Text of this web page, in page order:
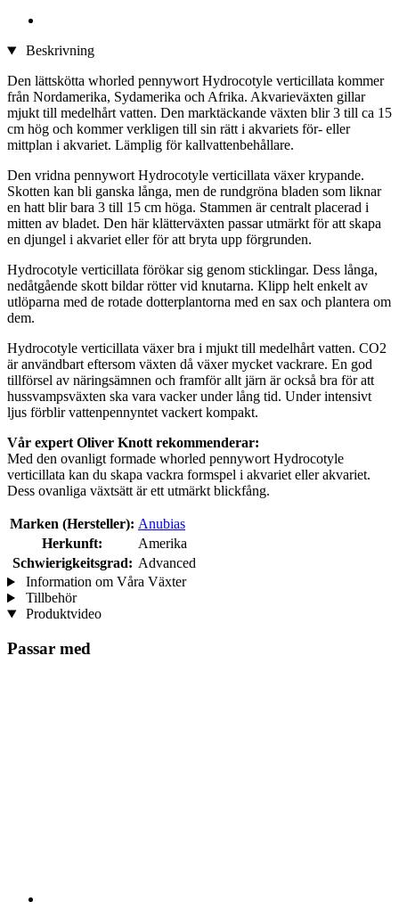
Beskrivning
Den lättskötta whorled pennywort Hydrocotyle verticillata kommer
från Nordamerika, Sydamerika och Afrika. Akvarieväxten gillar
mjukt till medelhårt vatten. Den marktäckande växten blir 3 till ca 15
cm hög och kommer verkligen till sin rätt i akvariets för- eller
mittplan i akvariet. Lämplig för kallvattenbehållare.
Den vridna pennywort Hydrocotyle verticillata växer krypande.
Skotten kan bli ganska långa, men de rundgröna bladen som liknar
en hatt blir bara 3 till 15 cm höga. Stammen är centralt placerad i
mitten av bladet. Den här klätterväxten passar utmärkt för att skapa
en djungel i akvariet eller för att bryta upp förgrunden.
Hydrocotyle verticillata förökar sig genom sticklingar. Dess långa,
nedåtgående skott bildar rötter vid knutarna. Klipp helt enkelt av
utlöparna med de rotade dotterplantorna med en sax och plantera om
dem.
Hydrocotyle verticillata växer bra i mjukt till medelhårt vatten. CO2
är användbart eftersom växten då växer mycket vackrare. En god
tillförsel av näringsämnen och framför allt järn är också bra för att
hussvampsväxten ska vara vacker under lång tid. Under intensivt
ljus förblir vattenpennyntet vackert kompakt.
Vår expert Oliver Knott rekommenderar:
Med den ovanligt formade whorled pennywort Hydrocotyle
verticillata kan du skapa vackra formspel i akvariet eller akvariet.
Dess ovanliga växtsätt är ett utmärkt blickfång.
Marken (Hersteller): Anubias
Herkunft:
Amerika
Schwierigkeitsgrad: Advanced
Information om Våra Växter
Tillbehör
Produktvideo
Passar med